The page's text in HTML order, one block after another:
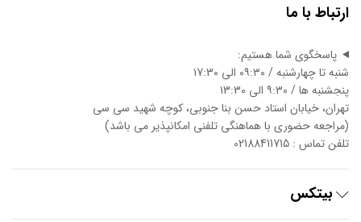
ارتباط با ما
پاسخگوی شما هستیم:
شنبه تا چهارشنبه / ۰۹:۳۰ الی ۱7:3۰
پنجشنبه ها / ۹:۳۰ الی ۱3:3۰
تهران، خیابان استاد حسن بنا جنوبی، کوچه شهید سی سی
(مراجعه حضوری با هماهنگی تلفنی امکانپذیر می باشد)
تلفن تماس : 02188411715
بیتکس